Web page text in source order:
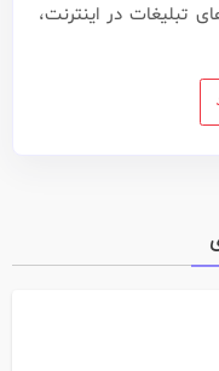
تبلیغات در اینترنت،